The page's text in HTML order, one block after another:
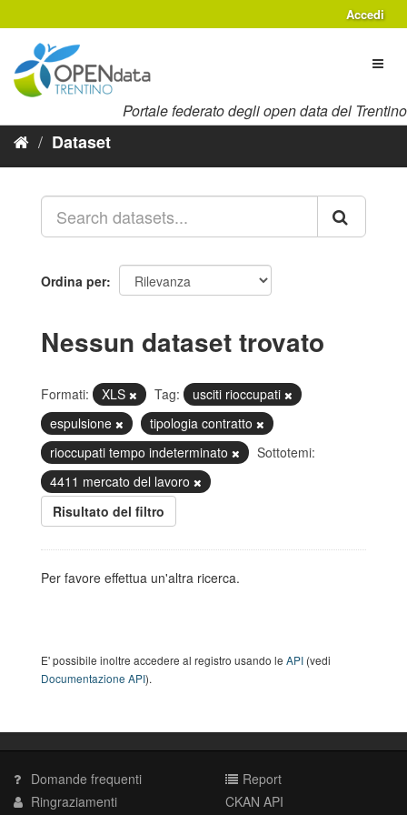
al
contenuto
Accedi
Portale federato degli open data del Trentino
Dataset
Ordina per
Nessun dataset trovato
Formati: XLS Tag:
usciti rioccupati
espulsione
tipologia contratto
rioccupati tempo indeterminato
Sottotemi:
4411 mercato del lavoro
Risultato del filtro
Per favore effettua un'altra ricerca.
E' possibile inoltre accedere al registro usando le API (vedi
Documentazione API).
Domande frequenti
Ringraziamenti
Report
CKAN API